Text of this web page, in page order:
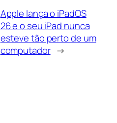
Apple lança o iPadOS
26 e o seu iPad nunca
esteve tão perto de um
computador →